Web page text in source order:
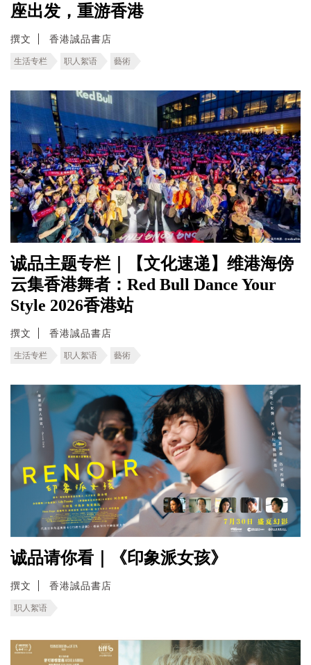
座出发，重游香港
撰文 香港誠品書店
生活专栏 职人絮语 藝術
诚品主题专栏｜【文化速递】维港海傍
云集香港舞者：Red Bull Dance Your
Style 2026香港站
撰文 香港誠品書店
生活专栏 职人絮语 藝術
诚品请你看｜《印象派女孩》
撰文 香港誠品書店
职人絮语